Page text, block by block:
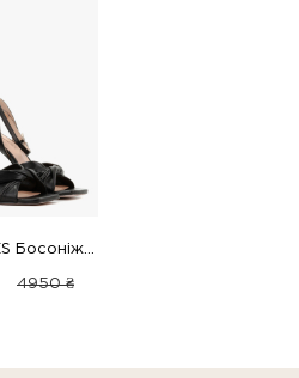
4950 ₴